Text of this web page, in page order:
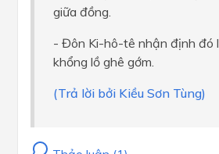
giữa đồng.
- Đôn Ki-hô-tê nhận định đó
khổng lồ ghê gớm.
(Trả lời bởi Kiều Sơn Tùng)